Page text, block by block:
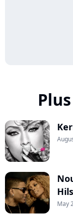
May